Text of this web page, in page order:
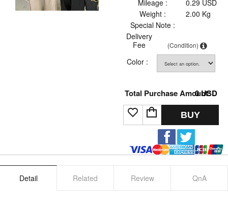
Mileage :
0.29 USD
Weight :
2.00 Kg
Special Note :
Delivery
Fee
(Condition)
Color :
Total Purchase Amount:
0USD
BUY
Detail Related Review QnA